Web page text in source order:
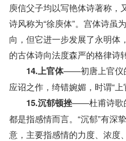
庾信父子均以写艳体诗著称，
诗风称为“徐庾体”。宫体诗虽
向，但它进一步发展了永明体
的古体诗向法度森严的格律诗
14.上官体——初唐上官仪
应诏之作，绮错婉媚，时谓“上
15.沉郁顿挫——杜甫诗歌
都是指感情而言。“沉郁”有深
意，主要指感情的力度、浓度